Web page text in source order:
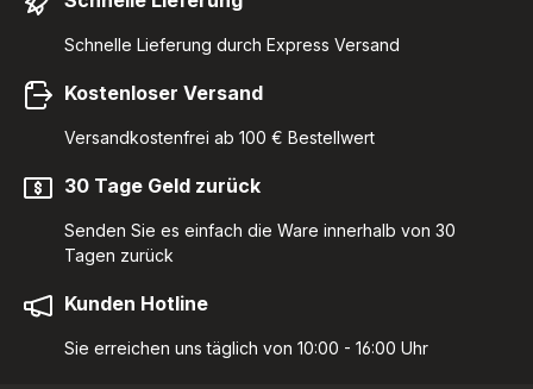
Schnelle Lieferung durch Express Versand
Kostenloser Versand
Versandkostenfrei ab 100 € Bestellwert
30 Tage Geld zurück
Senden Sie es einfach die Ware innerhalb von 30
Tagen zurück
Kunden Hotline
Sie erreichen uns täglich von 10:00 - 16:00 Uhr